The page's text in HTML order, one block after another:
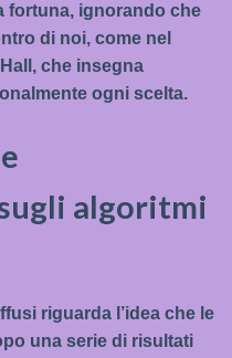
fortuna, ignorando che
di noi, come nel
che insegna
ogni scelta.
algoritmi
riguarda l’idea che le
una serie di risultati